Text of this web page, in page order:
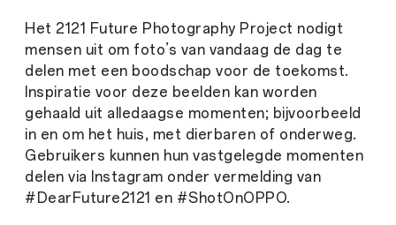
Het 2121 Future Photography Project nodigt
mensen uit om foto’s van vandaag de dag te
delen met een boodschap voor de toekomst.
Inspiratie voor deze beelden kan worden
gehaald uit alledaagse momenten; bijvoorbeeld
in en om het huis, met dierbaren of onderweg.
Gebruikers kunnen hun vastgelegde momenten
delen via Instagram onder vermelding van
#DearFuture2121 en #ShotOnOPPO.